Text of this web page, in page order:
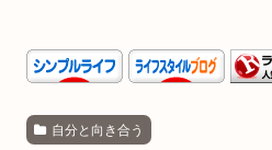
自分と向き合う